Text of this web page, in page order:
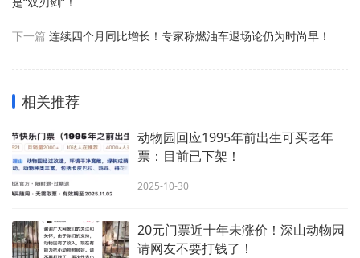
下一篇 连续四个月同比增长！专家称燃油车退场论仍为时尚早！
相关推荐
动物园回应1995年前出生可买老年
票：目前已下架！
2025-10-30
20元门票近十年未涨价！深山动物园
请网友不要打钱了！